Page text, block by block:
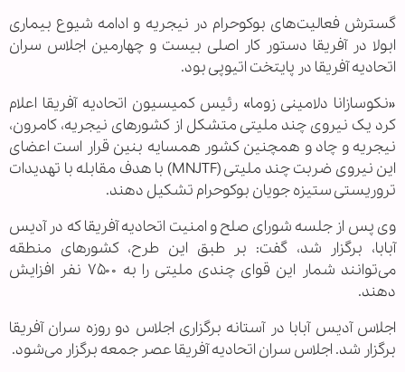
گسترش فعالیت‌های بوکوحرام در نیجریه و ادامه شیوع بیماری
ابولا در آفریقا دستور کار اصلی بیست و چهارمین اجلاس سران
اتحادیه آفریقا در پایتخت اتیوپی بود.
«نکوسازانا دلامینی زوما» رئیس کمیسیون اتحادیه آفریقا اعلام
کرد یک نیروی چند ملیتی متشکل از کشورهای نیجریه، کامرون،
نیجریه و چاد و همچنین کشور همسایه بنین قرار است اعضای
این نیروی ضربت چند ملیتی (MNJTF) با هدف مقابله با تهدیدات
تروریستی ستیزه جویان بوکوحرام تشکیل دهند.
وی پس از جلسه شورای صلح و امنیت اتحادیه آفریقا که در آدیس
آبابا، برگزار شد، گفت: بر طبق این طرح، کشورهای منطقه
می‌توانند شمار این قوای چندی ملیتی را به ۷۵۰۰ نفر افزایش
دهند.
اجلاس آدیس آبابا در آستانه برگزاری اجلاس دو روزه سران آفریقا
برگزار شد. اجلاس سران اتحادیه آفریقا عصر جمعه برگزار می‌شود.